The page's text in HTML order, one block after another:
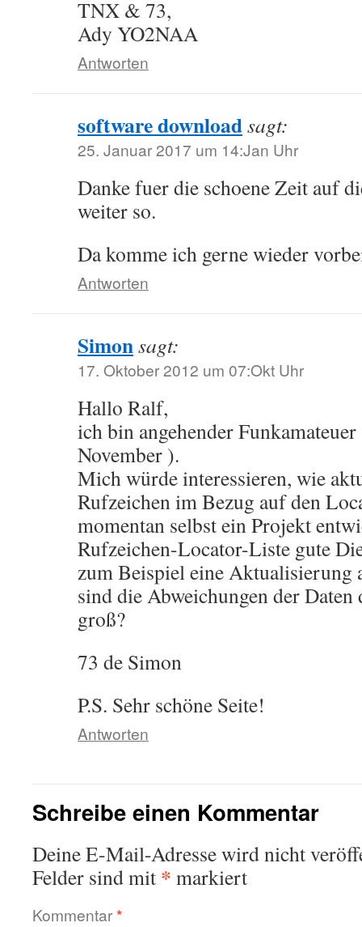
TNX & 73,
Ady YO2NAA
Antworten
software downloadsagt:
25. Januar 2017 um 14:Jan Uhr
Danke fuer die schoene Zeit auf
weiter so.
Da komme ich gerne wieder
Antworten
Simonsagt:
17. Oktober 2012 um 07:Okt Uhr
Hallo Ralf,
ich bin angehender
November ).
Mich würde interessieren, wie
Rufzeichen im Bezug auf den
momentan selbst ein Projekt
Rufzeichen-Locator-Liste gute
zum Beispiel eine Aktualisierung
sind die Abweichungen der
groß?
73 de Simon
P.S. Sehr schöne Seite!
Antworten
Schreibe einen Kommentar
Deine E-Mail-Adresse wird nicht
Felder sind mit * markiert
Kommentar*